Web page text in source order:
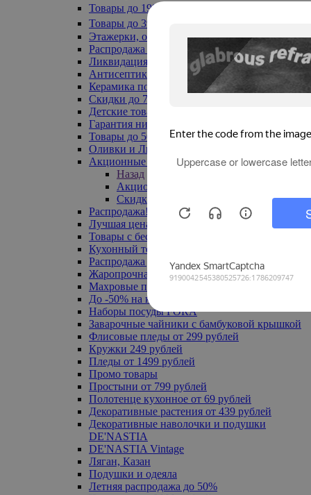
Товары до 199₽
Товары до 399₽
Этажерки, обувницы
Распродажа текстиля до -50%
Ликвидация до -70%
Антисептики
Керамика по 129 руб
Скидки до 70%
Детские товары
Гарантия низкой цены
Товары до 500 руб
Оливки и Лимоны
Акционные товары
Назад
Акционные товары
Скидка 20% по промокоду
Распродажа! Ульяновск до -70%
Лучшая цена
Товары с бесплатной доставкой
Кухонный текстиль
Распродажа до -50%
Жаропрочная посуда
Махровые полотенца
До -50% на ковры
Наборы посуды FORA
Заварочные чайники с бамбуковой крышкой
Флисовые пледы от 299 рублей
Кружки 249 рублей
Пледы от 1499 рублей
Промо товары
Простыни от 799 рублей
Полотенце кухонное от 69 рублей
Декоративные растения от 439 рублей
Декоративные наволочки и подушки
DE'NASTIA
DE'NASTIA Vintage
Ляган, Казан
Подушки и одеяла
Летняя распродажа до 50%